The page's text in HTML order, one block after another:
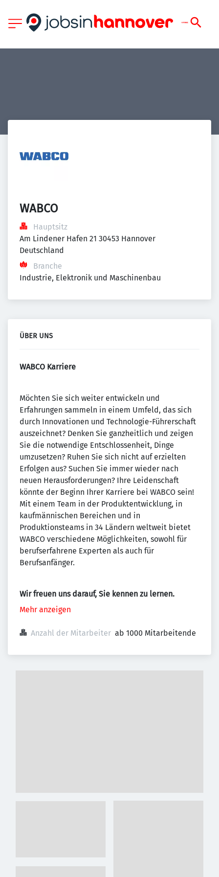
WABCO
Hauptsitz
Am Lindener Hafen 21 30453 Hannover
Deutschland
Branche
Industrie, Elektronik und Maschinenbau
ÜBER UNS
WABCO Karriere
Möchten Sie sich weiter entwickeln und
Erfahrungen sammeln in einem Umfeld, das sich
durch Innovationen und Technologie-Führerschaft
auszeichnet? Denken Sie ganzheitlich und zeigen
Sie die notwendige Entschlossenheit, Dinge
umzusetzen? Ruhen Sie sich nicht auf erzielten
Erfolgen aus? Suchen Sie immer wieder nach
neuen Herausforderungen? Ihre Leidenschaft
könnte der Beginn Ihrer Karriere bei WABCO sein!
Mit einem Team in der Produktentwicklung, in
kaufmännischen Bereichen und in
Produktionsteams in 34 Ländern weltweit bietet
WABCO verschiedene Möglichkeiten, sowohl für
berufserfahrene Experten als auch für
Berufsanfänger.
Wir freuen uns darauf, Sie kennen zu lernen.
Mehr anzeigen
Anzahl der Mitarbeiter ab 1000 Mitarbeitende